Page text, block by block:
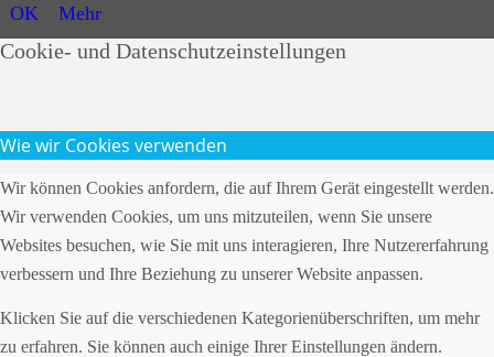
OK Mehr
Cookie- und Datenschutzeinstellungen
Wie wir Cookies verwenden
Wir können Cookies anfordern, die auf Ihrem Gerät eingestellt werden.
Wir verwenden Cookies, um uns mitzuteilen, wenn Sie unsere
Websites besuchen, wie Sie mit uns interagieren, Ihre Nutzererfahrung
verbessern und Ihre Beziehung zu unserer Website anpassen.
Klicken Sie auf die verschiedenen Kategorienüberschriften, um mehr
zu erfahren. Sie können auch einige Ihrer Einstellungen ändern.